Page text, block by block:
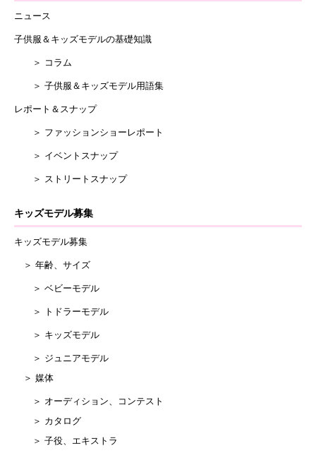
ニュース
子供服＆キッズモデルの基礎知識
＞ コラム
＞ 子供服＆キッズモデル用語集
レポート＆スナップ
＞ ファッションショーレポート
＞ イベントスナップ
＞ ストリートスナップ
キッズモデル募集
キッズモデル募集
＞ 年齢、サイズ
＞ ベビーモデル
＞ トドラーモデル
＞ キッズモデル
＞ ジュニアモデル
＞ 媒体
＞ オーディション、コンテスト
＞ カタログ
＞ 子役、エキストラ